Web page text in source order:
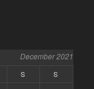
December 2021
S
S